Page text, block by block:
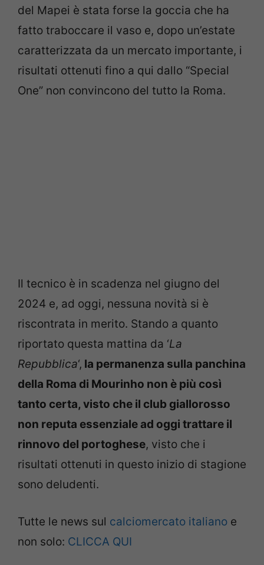
del Mapei è stata forse la goccia che ha
fatto traboccare il vaso e, dopo un’estate
caratterizzata da un mercato importante, i
risultati ottenuti fino a qui dallo “Special
One” non convincono del tutto la Roma.
Il tecnico è in scadenza nel giugno del
2024 e, ad oggi, nessuna novità si è
riscontrata in merito. Stando a quanto
riportato questa mattina da ‘La
Repubblica‘, la permanenza sulla panchina
della Roma di Mourinho non è più così
tanto certa, visto che il club giallorosso
non reputa essenziale ad oggi trattare il
rinnovo del portoghese, visto che i
risultati ottenuti in questo inizio di stagione
sono deludenti.
Tutte le news sul calciomercato italiano e
non solo: CLICCA QUI